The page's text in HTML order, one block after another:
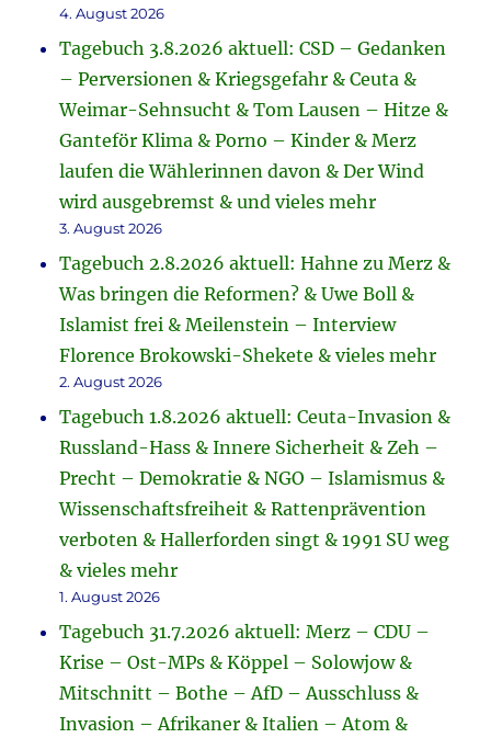
4. August 2026
Tagebuch 3.8.2026 aktuell: CSD – Gedanken
– Perversionen & Kriegsgefahr & Ceuta &
Weimar-Sehnsucht & Tom Lausen – Hitze &
Ganteför Klima & Porno – Kinder & Merz
laufen die Wählerinnen davon & Der Wind
wird ausgebremst & und vieles mehr
3. August 2026
Tagebuch 2.8.2026 aktuell: Hahne zu Merz &
Was bringen die Reformen? & Uwe Boll &
Islamist frei & Meilenstein – Interview
Florence Brokowski-Shekete & vieles mehr
2. August 2026
Tagebuch 1.8.2026 aktuell: Ceuta-Invasion &
Russland-Hass & Innere Sicherheit & Zeh –
Precht – Demokratie & NGO – Islamismus &
Wissenschaftsfreiheit & Rattenprävention
verboten & Hallerforden singt & 1991 SU weg
& vieles mehr
1. August 2026
Tagebuch 31.7.2026 aktuell: Merz – CDU –
Krise – Ost-MPs & Köppel – Solowjow &
Mitschnitt – Bothe – AfD – Ausschluss &
Invasion – Afrikaner & Italien – Atom &